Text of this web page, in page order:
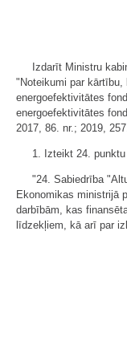
Izdarīt Ministru
"Noteikumi par
energoefektivitātes
energoefektivitātes
2017, 86. nr.; 2019,
1. Izteikt 24.
"24. Sabiedrība
Ekonomikas ministrijā
darbībām, kas
līdzekļiem, kā arī par